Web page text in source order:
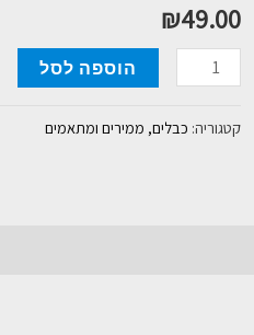
₪49.00
כמות
כבל
הוספה לסל
קטגוריה: כבלים, ממירים ומתאמים